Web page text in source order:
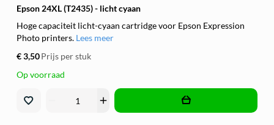
Epson 24XL (T2435) - licht cyaan
Hoge capaciteit licht-cyaan cartridge voor Epson Expression
Photo printers. Lees meer
€ 3,50Prijs per stuk
Op voorraad
add